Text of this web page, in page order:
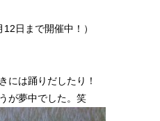
日まで開催中！）
には踊りだしたり！
が夢中でした。笑